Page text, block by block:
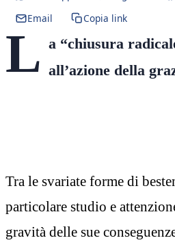
Email
Copia link
L a “chiusura
all’azione della
Tra le svariate forme di
particolare studio e
gravità delle sue